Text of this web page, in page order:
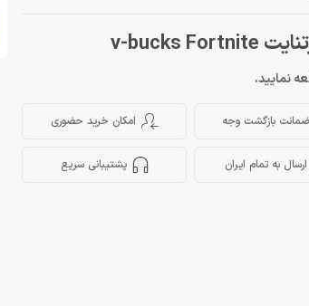
نمایید.
ضمانت بازگشت وجه امکان خرید حضوری
ارسال به تمام ایران پشتیبانی سریع